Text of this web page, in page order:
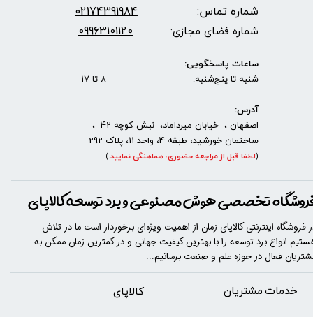
خدمات مشتریان ​​کالاپای
تخصصی هوش مصنوعی و برد توسعه کالاپای
فروشگاه اینترنتی کالاپای زمان از اهمیت ویژه‌ای برخوردار است ما در تلاش
انواع برد توسعه را با​​​ بهترین کیفیت جهانی و در کمترین زمان ممکن به
فعال در حوزه علم و صنعت برسانیم...
شماره تماس: 02174391984
شماره فضای مجازی: 09963101120
ساعات پاسخگویی:
شنبه تا پنج‌شنبه: 8 تا 17
آدرس:
اصفهان ، خیابان میرداماد، نبش کوچه 42 ،
ساختمان خورشید، طبقه 4، واحد 11، پلاک 292
(لطفا قبل از مراجعه حضوری، هماهنگی نمایید.
)